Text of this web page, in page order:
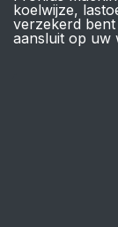
koelwijze,
verzekerd
aansluit op uw